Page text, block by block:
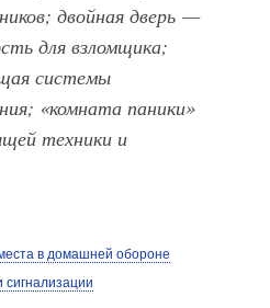
двойная дверь —
для взломщика;
системы
«комната паники»
техники и
в домашней обороне